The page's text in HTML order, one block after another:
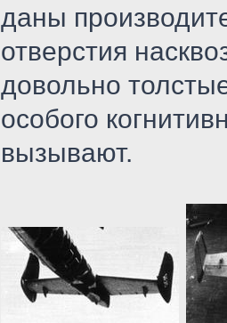
даны
отверстия
довольно
особого
вызывают.